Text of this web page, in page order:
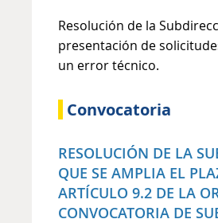
Resolución de la
presentación de
un error técnico.
Convocatoria
RESOLUCIÓN DE LA
QUE SE AMPLIA EL
ARTÍCULO 9.2 DE LA
CONVOCATORIA DE